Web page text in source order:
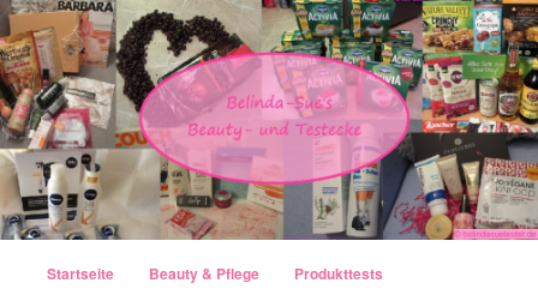
Zum Inhalt wechseln
Zum sekundären Inhalt wechseln
Startseite Beauty & Pflege Produkttests